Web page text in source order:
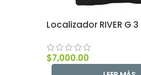
Localizador RIVER G 3
$7,000.00